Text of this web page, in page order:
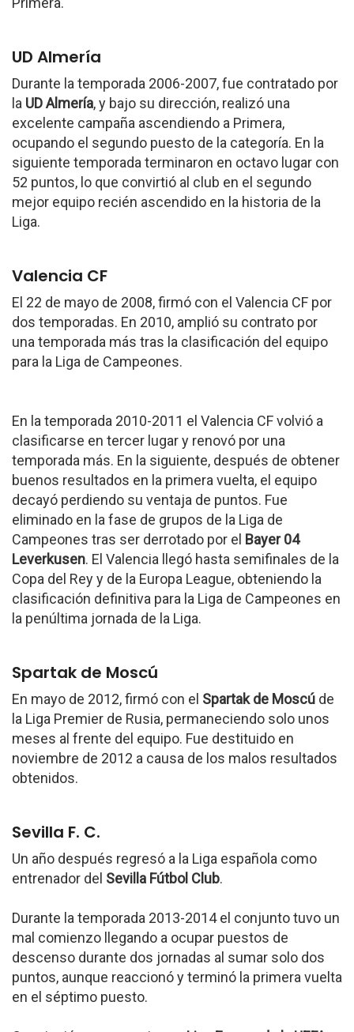
UD Almería
Durante la temporada 2006-2007, fue contratado por
la UD Almería, y bajo su dirección, realizó una
excelente campaña ascendiendo a Primera,
ocupando el segundo puesto de la categoría. En la
siguiente temporada terminaron en octavo lugar con
52 puntos, lo que convirtió al club en el segundo
mejor equipo recién ascendido en la historia de la
Liga.
Valencia CF
El 22 de mayo de 2008, firmó con el Valencia CF por
dos temporadas. En 2010, amplió su contrato por
una temporada más tras la clasificación del equipo
para la Liga de Campeones.
En la temporada 2010-2011 el Valencia CF volvió a
clasificarse en tercer lugar y renovó por una
temporada más. En la siguiente, después de obtener
buenos resultados en la primera vuelta, el equipo
decayó perdiendo su ventaja de puntos. Fue
eliminado en la fase de grupos de la Liga de
Campeones tras ser derrotado por el Bayer 04
Leverkusen. El Valencia llegó hasta semifinales de la
Copa del Rey y de la Europa League, obteniendo la
clasificación definitiva para la Liga de Campeones en
la penúltima jornada de la Liga.
Spartak de Moscú
En mayo de 2012, firmó con el Spartak de Moscú de
la Liga Premier de Rusia, permaneciendo solo unos
meses al frente del equipo. Fue destituido en
noviembre de 2012 a causa de los malos resultados
obtenidos.
Sevilla F. C.
Un año después regresó a la Liga española como
entrenador del Sevilla Fútbol Club.
Durante la temporada 2013-2014 el conjunto tuvo un
mal comienzo llegando a ocupar puestos de
descenso durante dos jornadas al sumar solo dos
puntos, aunque reaccionó y terminó la primera vuelta
en el séptimo puesto.